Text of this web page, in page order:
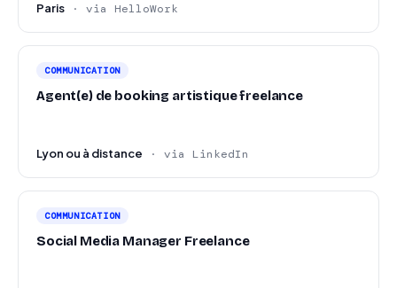
Paris · via HelloWork
COMMUNICATION
Agent(e) de booking artistique freelance
Lyon ou à distance · via LinkedIn
COMMUNICATION
Social Media Manager Freelance